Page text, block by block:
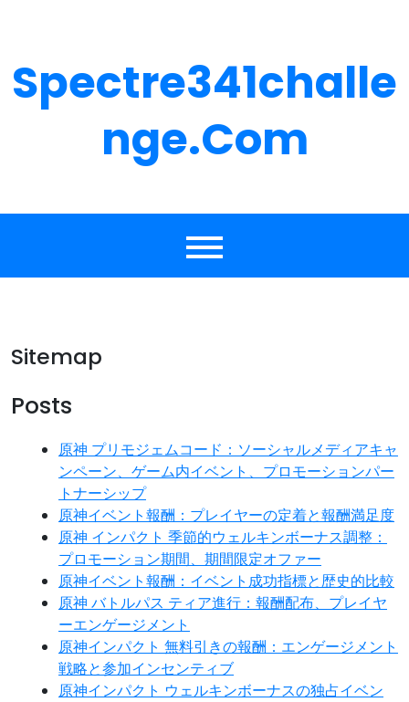
Spectre341challe
Nge.com
Sitemap
Posts
原神 プリモジェムコード：ソーシャルメディアキャ
ンペーン、ゲーム内イベント、プロモーションパー
トナーシップ
原神イベント報酬：プレイヤーの定着と報酬満足度
原神 インパクト 季節的ウェルキンボーナス調整：
プロモーション期間、期間限定オファー
原神イベント報酬：イベント成功指標と歴史的比較
原神 バトルパス ティア進行：報酬配布、プレイヤ
ーエンゲージメント
原神インパクト 無料引きの報酬：エンゲージメント
戦略と参加インセンティブ
原神インパクト ウェルキンボーナスの独占イベン